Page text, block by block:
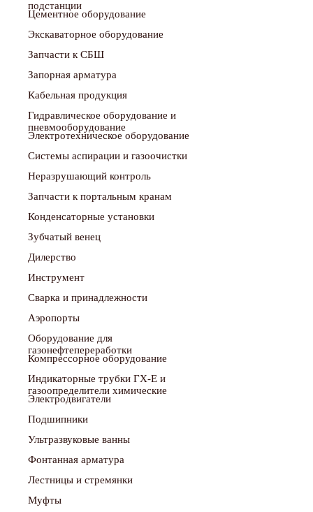
Цементное оборудование
Экскаваторное оборудование
Запчасти к СБШ
Запорная арматура
Кабельная продукция
Гидравлическое оборудование и
Электротехническое оборудование
Системы аспирации и газоочистки
Неразрушающий контроль
Запчасти к портальным кранам
Конденсаторные установки
Зубчатый венец
Дилерство
Инструмент
Сварка и принадлежности
Аэропорты
Оборудование для
Компрессорное оборудование
Индикаторные трубки ГХ-Е и
Электродвигатели
Подшипники
Ультразвуковые ванны
Фонтанная арматура
Лестницы и стремянки
Муфты